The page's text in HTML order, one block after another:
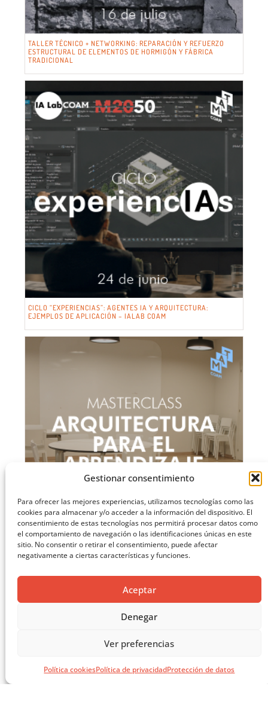
Gestionar consentimiento
Para ofrecer las mejores experiencias, utilizamos tecnologías como las
cookies para almacenar y/o acceder a la información del dispositivo. El
consentimiento de estas tecnologías nos permitirá procesar datos como
el comportamiento de navegación o las identificaciones únicas en este
sitio. No consentir o retirar el consentimiento, puede afectar
negativamente a ciertas características y funciones.
Aceptar
Denegar
Ver preferencias
Política cookiesPolítica de privacidadProtección de datos
TALLER TÉCNICO + NETWORKING: REPARACIÓN Y REFUERZO
ESTRUCTURAL DE ELEMENTOS DE HORMIGÓN Y FÁBRICA
TRADICIONAL
CICLO “EXPERIENCIAS”: AGENTES IA Y ARQUITECTURA:
EJEMPLOS DE APLICACIÓN – IALAB COAM
CARGAR MÁS ...